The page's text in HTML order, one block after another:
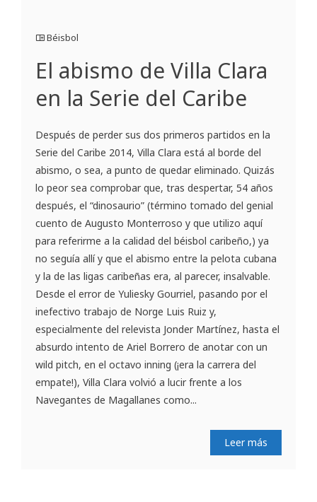
Béisbol
El abismo de Villa Clara
en la Serie del Caribe
Después de perder sus dos primeros partidos en la
Serie del Caribe 2014, Villa Clara está al borde del
abismo, o sea, a punto de quedar eliminado. Quizás
lo peor sea comprobar que, tras despertar, 54 años
después, el “dinosaurio” (término tomado del genial
cuento de Augusto Monterroso y que utilizo aquí
para referirme a la calidad del béisbol caribeño,) ya
no seguía allí y que el abismo entre la pelota cubana
y la de las ligas caribeñas era, al parecer, insalvable.
Desde el error de Yuliesky Gourriel, pasando por el
inefectivo trabajo de Norge Luis Ruiz y,
especialmente del relevista Jonder Martínez, hasta el
absurdo intento de Ariel Borrero de anotar con un
wild pitch, en el octavo inning (¡era la carrera del
empate!), Villa Clara volvió a lucir frente a los
Navegantes de Magallanes como...
Leer más